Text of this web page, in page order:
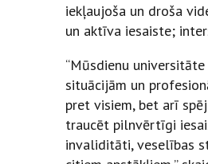
iekļaujoša un droša
un aktīva iesaiste;
“Mūsdienu
situācijām un
pret visiem, bet arī
traucēt pilnvērtīgi
invaliditāti, veselības